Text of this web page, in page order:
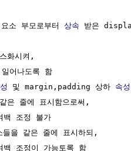
소 부모로부터
상속 받은
화시켜,
어나도록 함
및 margin,padding 상하 속성
줄에 표시함으로써,
조정 불가
같은 줄에 표시하되,
조정이 가능토록 함